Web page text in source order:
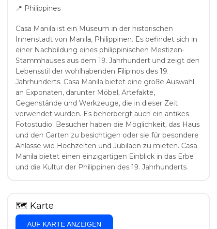
📍 Philippines
Casa Manila ist ein Museum in der historischen
Innenstadt von Manila, Philippinen. Es befindet sich in
einer Nachbildung eines philippinischen Mestizen-
Stammhauses aus dem 19. Jahrhundert und zeigt den
Lebensstil der wohlhabenden Filipinos des 19.
Jahrhunderts. Casa Manila bietet eine große Auswahl
an Exponaten, darunter Möbel, Artefakte,
Gegenstände und Werkzeuge, die in dieser Zeit
verwendet wurden. Es beherbergt auch ein antikes
Fotostudio. Besucher haben die Möglichkeit, das Haus
und den Garten zu besichtigen oder sie für besondere
Anlässe wie Hochzeiten und Jubiläen zu mieten. Casa
Manila bietet einen einzigartigen Einblick in das Erbe
und die Kultur der Philippinen des 19. Jahrhunderts.
🗺 Karte
AUF KARTE ANZEIGEN